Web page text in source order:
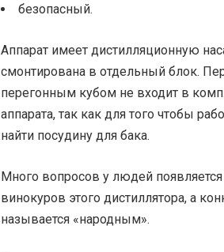
безопасный.
Аппарат имеет дистилляционную
смонтирована в отдельный блок.
перегонным кубом не входит в
аппарата, так как для того чтобы
найти посудину для бака.
Много вопросов у людей
винокуров этого дистиллятора, а
называется «народным».